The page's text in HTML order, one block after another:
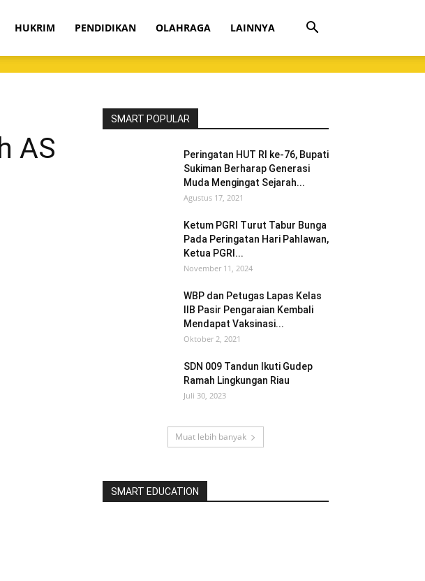
HUKRIM PENDIDIKAN OLAHRAGA LAINNYA
AS
SMART POPULAR
Peringatan HUT RI ke-76, Bupati
Sukiman Berharap Generasi
Muda Mengingat Sejarah...
Agustus 17, 2021
Ketum PGRI Turut Tabur Bunga
Pada Peringatan Hari Pahlawan,
Ketua PGRI...
November 11, 2024
WBP dan Petugas Lapas Kelas
IIB Pasir Pengaraian Kembali
Mendapat Vaksinasi...
Oktober 2, 2021
SDN 009 Tandun Ikuti Gudep
Ramah Lingkungan Riau
Juli 30, 2023
Muat lebih banyak
SMART EDUCATION